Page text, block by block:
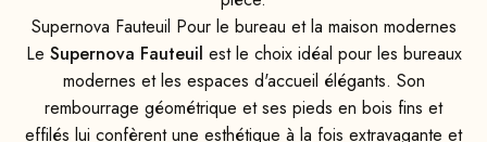
Supernova Fauteuil Pour le bureau et la maison modernes
Le Supernova Fauteuil est le choix idéal pour les bureaux
modernes et les espaces d'accueil élégants. Son
rembourrage géométrique et ses pieds en bois fins et
effilés lui confèrent une esthétique à la fois extravagante et